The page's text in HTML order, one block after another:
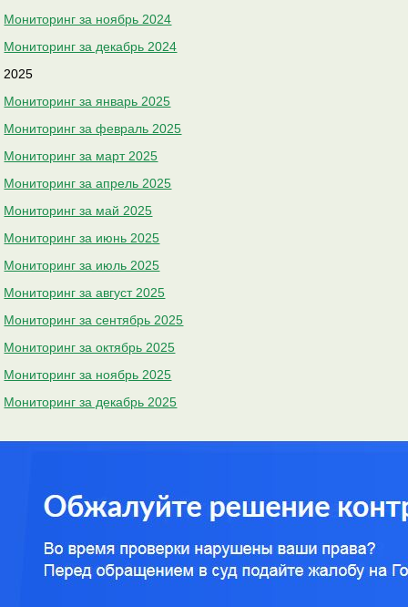
Мониторинг за ноябрь 2024
Мониторинг за декабрь 2024
2025
Мониторинг за январь 2025
Мониторинг за февраль 2025
Мониторинг за март 2025
Мониторинг за апрель 2025
Мониторинг за май 2025
Мониторинг за июнь 2025
Мониторинг за июль 2025
Мониторинг за август 2025
Мониторинг за сентябрь 2025
Мониторинг за октябрь 2025
Мониторинг за ноябрь 2025
Мониторинг за декабрь 2025